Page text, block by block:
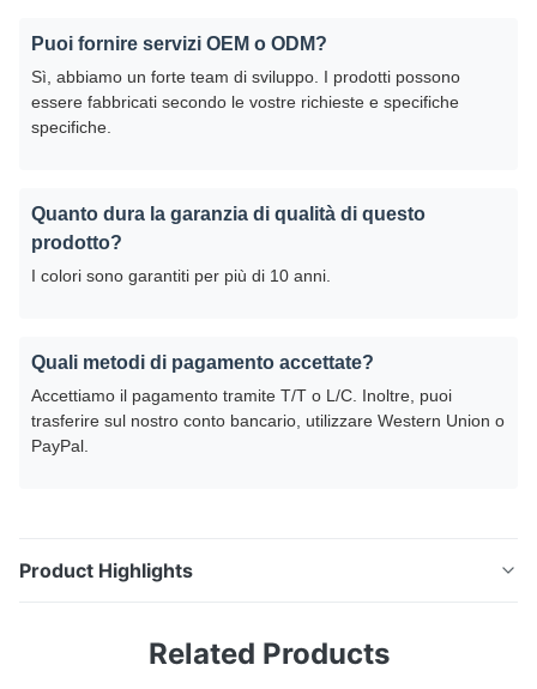
Puoi fornire servizi OEM o ODM?
Sì, abbiamo un forte team di sviluppo. I prodotti possono
essere fabbricati secondo le vostre richieste e specifiche
specifiche.
Quanto dura la garanzia di qualità di questo
prodotto?
I colori sono garantiti per più di 10 anni.
Quali metodi di pagamento accettate?
Accettiamo il pagamento tramite T/T o L/C. Inoltre, puoi
trasferire sul nostro conto bancario, utilizzare Western Union o
PayPal.
Product Highlights
con servizio di piegatura Coil in acciaio inossidabile
Related Products